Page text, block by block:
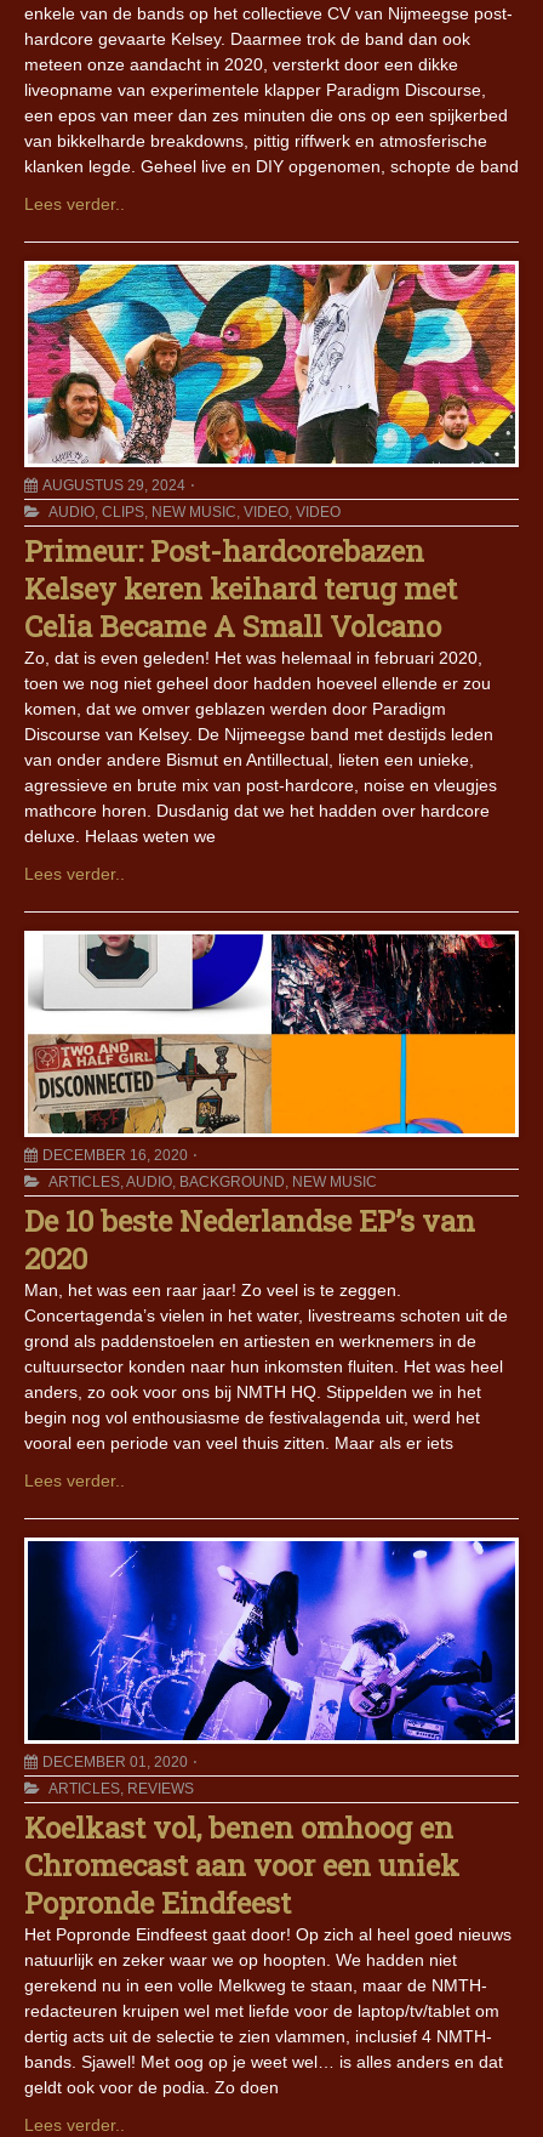
enkele van de bands op het collectieve CV van Nijmeegse post-
hardcore gevaarte Kelsey. Daarmee trok de band dan ook
meteen onze aandacht in 2020, versterkt door een dikke
liveopname van experimentele klapper Paradigm Discourse,
een epos van meer dan zes minuten die ons op een spijkerbed
van bikkelharde breakdowns, pittig riffwerk en atmosferische
klanken legde. Geheel live en DIY opgenomen, schopte de band
Lees verder..
AUGUSTUS 29, 2024
AUDIO, CLIPS, NEW MUSIC, VIDEO, VIDEO
Primeur: Post-hardcorebazen
Kelsey keren keihard terug met
Celia Became A Small Volcano
Zo, dat is even geleden! Het was helemaal in februari 2020,
toen we nog niet geheel door hadden hoeveel ellende er zou
komen, dat we omver geblazen werden door Paradigm
Discourse van Kelsey. De Nijmeegse band met destijds leden
van onder andere Bismut en Antillectual, lieten een unieke,
agressieve en brute mix van post-hardcore, noise en vleugjes
mathcore horen. Dusdanig dat we het hadden over hardcore
deluxe. Helaas weten we
Lees verder..
DECEMBER 16, 2020
ARTICLES,AUDIO, BACKGROUND, NEW MUSIC
De 10 beste Nederlandse EP’s van
2020
Man, het was een raar jaar! Zo veel is te zeggen.
Concertagenda’s vielen in het water, livestreams schoten uit de
grond als paddenstoelen en artiesten en werknemers in de
cultuursector konden naar hun inkomsten fluiten. Het was heel
anders, zo ook voor ons bij NMTH HQ. Stippelden we in het
begin nog vol enthousiasme de festivalagenda uit, werd het
vooral een periode van veel thuis zitten. Maar als er iets
Lees verder..
DECEMBER 01, 2020
ARTICLES, REVIEWS
Koelkast vol, benen omhoog en
Chromecast aan voor een uniek
Popronde Eindfeest
Het Popronde Eindfeest gaat door! Op zich al heel goed nieuws
natuurlijk en zeker waar we op hoopten. We hadden niet
gerekend nu in een volle Melkweg te staan, maar de NMTH-
redacteuren kruipen wel met liefde voor de laptop/tv/tablet om
dertig acts uit de selectie te zien vlammen, inclusief 4 NMTH-
bands. Sjawel! Met oog op je weet wel… is alles anders en dat
geldt ook voor de podia. Zo doen
Lees verder..